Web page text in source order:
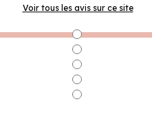
Voir tous les avis sur ce site